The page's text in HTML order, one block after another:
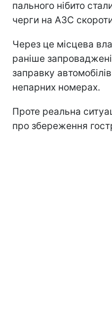
пального нібито
черги на АЗС
Через це місцева
раніше
заправку
непарних номерах.
Проте реальна
про збереження